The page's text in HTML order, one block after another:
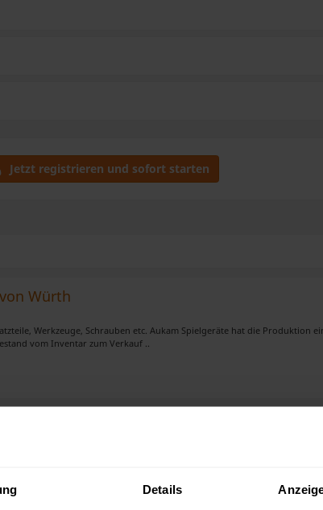
Details
Jetzt registrieren und sofort starten
Würth
Werkzeuge, Schrauben etc. Aukam Spielgeräte hat die Produktion
vom Inventar zum Verkauf ..